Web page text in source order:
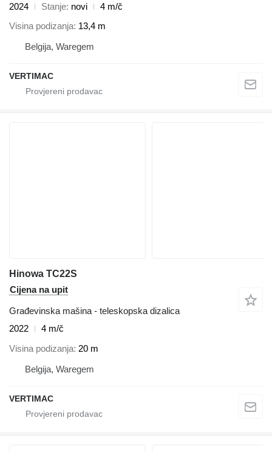
2024
Stanje novi
4 m/č
Visina podizanja 13,4 m
Belgija, Waregem
VERTIMAC
Hinowa TC22S
Cijena na upit
Građevinska mašina - teleskopska dizalica
2022
4 m/č
Visina podizanja 20 m
Belgija, Waregem
VERTIMAC